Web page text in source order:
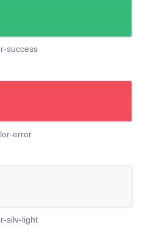
success
error
silv-light